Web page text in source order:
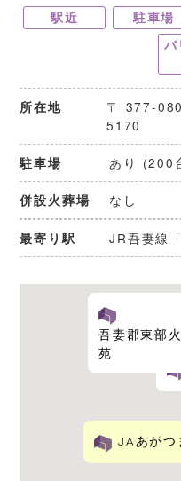
駅近 駐車場
バ
所在地
〒 377-
5170
駐車場 あり (200
併設火葬場 なし
最寄り駅 JR吾妻線
吾妻郡東部
苑
JAあがつ